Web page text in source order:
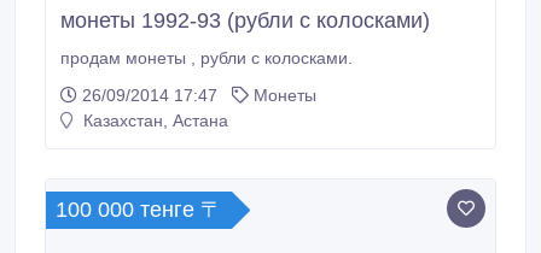
монеты 1992-93 (рубли с колосками)
продам монеты , рубли с колосками.
26/09/2014 17:47
Монеты
Казахстан, Астана
100 000 тенге 〒